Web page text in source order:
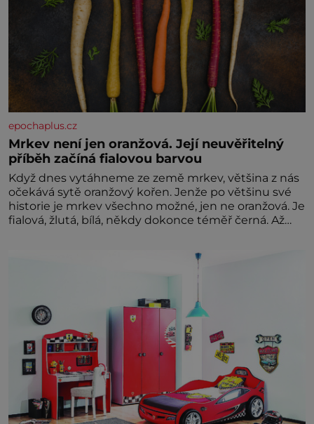
epochaplus.cz
Mrkev není jen oranžová. Její neuvěřitelný
příběh začíná fialovou barvou
Když dnes vytáhneme ze země mrkev, většina z nás
očekává sytě oranžový kořen. Jenže po většinu své
historie je mrkev všechno možné, jen ne oranžová. Je
fialová, žlutá, bílá, někdy dokonce téměř černá. Až
nedokážeme představit. Její příběh je